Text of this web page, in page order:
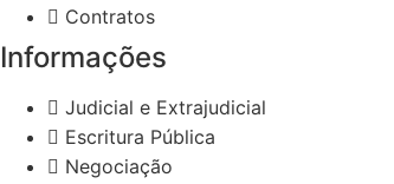
Contratos
Informações
Judicial e Extrajudicial
Escritura Pública
Negociação